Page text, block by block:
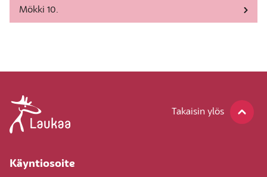
Mökki 10.
Takaisin ylös
Käyntiosoite